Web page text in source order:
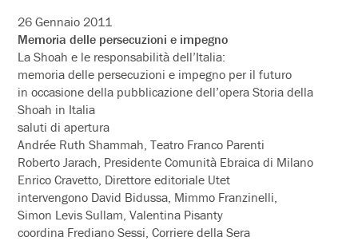
26 Gennaio 2011
Memoria delle persecuzioni e impegno
La Shoah e le responsabilità dell’Italia:
memoria delle persecuzioni e impegno per il futuro
in occasione della pubblicazione dell’opera Storia della
Shoah in Italia
saluti di apertura
Andrée Ruth Shammah, Teatro Franco Parenti
Roberto Jarach, Presidente Comunità Ebraica di Milano
Enrico Cravetto, Direttore editoriale Utet
intervengono David Bidussa, Mimmo Franzinelli,
Simon Levis Sullam, Valentina Pisanty
coordina Frediano Sessi, Corriere della Sera